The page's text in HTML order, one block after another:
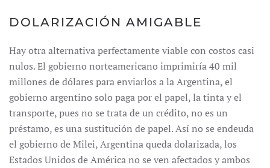
DOLARIZACIÓN AMIGABLE
Hay otra alternativa perfectamente viable con costos casi
nulos. El gobierno norteamericano imprimiría 40 mil
millones de dólares para enviarlos a la Argentina, el
gobierno argentino solo paga por el papel, la tinta y el
transporte, pues no se trata de un crédito, no es un
préstamo, es una sustitución de papel. Así no se endeuda
el gobierno de Milei, Argentina queda dolarizada, los
Estados Unidos de América no se ven afectados y ambos